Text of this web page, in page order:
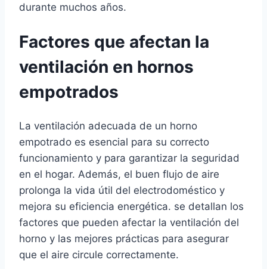
durante muchos años.
Factores que afectan la
ventilación en hornos
empotrados
La ventilación adecuada de un horno
empotrado es esencial para su correcto
funcionamiento y para garantizar la seguridad
en el hogar. Además, el buen flujo de aire
prolonga la vida útil del electrodoméstico y
mejora su eficiencia energética. se detallan los
factores que pueden afectar la ventilación del
horno y las mejores prácticas para asegurar
que el aire circule correctamente.